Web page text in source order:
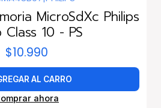
MicroSdXc Philips
10 - PS
$10.990
AL CARRO
ahora